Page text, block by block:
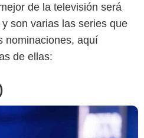
de la televisión será
son varias las series que
nominaciones, aquí
de ellas: